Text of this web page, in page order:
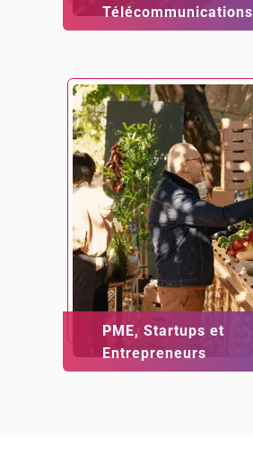
Télécommunications
PME, Startups et
Entrepreneurs